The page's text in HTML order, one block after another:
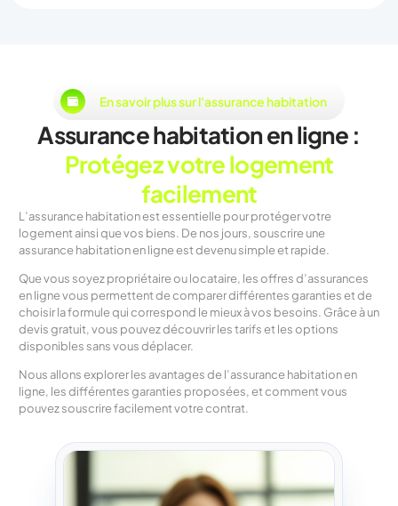
En savoir plus sur l'assurance habitation
Assurance habitation en ligne :
Protégez votre logement
facilement
L’assurance habitation est essentielle pour protéger votre
logement ainsi que vos biens. De nos jours, souscrire une
assurance habitation en ligne est devenu simple et rapide.
Que vous soyez propriétaire ou locataire, les offres d’assurances
en ligne vous permettent de comparer différentes garanties et de
choisir la formule qui correspond le mieux à vos besoins. Grâce à un
devis gratuit, vous pouvez découvrir les tarifs et les options
disponibles sans vous déplacer.
Nous allons explorer les avantages de l’assurance habitation en
ligne, les différentes garanties proposées, et comment vous
pouvez souscrire facilement votre contrat.